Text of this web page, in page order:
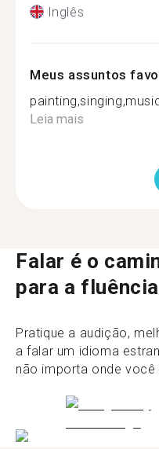
Inglês
Meus assuntos
Leia mais
Falar é o
para a fluência
Pratique a audição,
a falar um idioma
não importa onde você